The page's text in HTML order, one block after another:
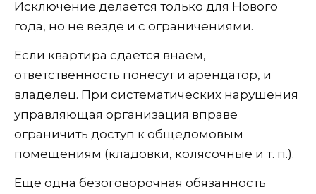
Исключение делается только для Нового
года, но не везде и с ограничениями.
Если квартира сдается внаем,
ответственность понесут и арендатор, и
владелец. При систематических нарушения
управляющая организация вправе
ограничить доступ к общедомовым
помещениям (кладовки, колясочные и т. п.).
Еще одна безоговорочная обязанность